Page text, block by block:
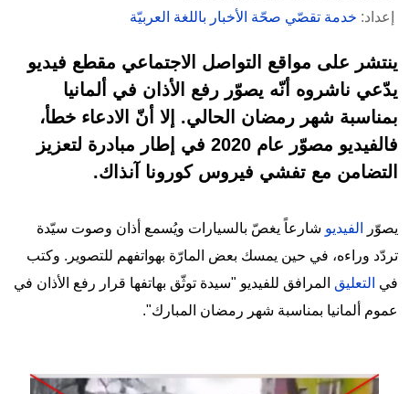
إعداد: خدمة تقصّي صحّة الأخبار باللغة العربيّة
ينتشر على مواقع التواصل الاجتماعي مقطع فيديو
يدّعي ناشروه أنّه يصوّر رفع الأذان في ألمانيا
بمناسبة شهر رمضان الحالي. إلا أنّ الادعاء خطأ،
فالفيديو مصوّر عام 2020 في إطار مبادرة لتعزيز
التضامن مع تفشي فيروس كورونا آنذاك.
يصوّر الفيديو شارعاً يغصّ بالسيارات ويُسمع أذان وصوت سيّدة
تردّد وراءه، في حين يمسك بعض المارّة بهواتفهم للتصوير. وكتب
في التعليق المرافق للفيديو "سيدة توثّق بهاتفها قرار رفع الأذان في
عموم ألمانيا بمناسبة شهر رمضان المبارك".
Image